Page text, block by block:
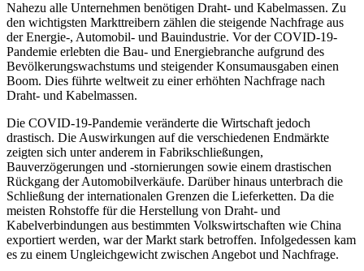
Nahezu alle Unternehmen benötigen Draht- und Kabelmassen. Zu
den wichtigsten Markttreibern zählen die steigende Nachfrage aus
der Energie-, Automobil- und Bauindustrie. Vor der COVID-19-
Pandemie erlebten die Bau- und Energiebranche aufgrund des
Bevölkerungswachstums und steigender Konsumausgaben einen
Boom. Dies führte weltweit zu einer erhöhten Nachfrage nach
Draht- und Kabelmassen.
Die COVID-19-Pandemie veränderte die Wirtschaft jedoch
drastisch. Die Auswirkungen auf die verschiedenen Endmärkte
zeigten sich unter anderem in Fabrikschließungen,
Bauverzögerungen und -stornierungen sowie einem drastischen
Rückgang der Automobilverkäufe. Darüber hinaus unterbrach die
Schließung der internationalen Grenzen die Lieferketten. Da die
meisten Rohstoffe für die Herstellung von Draht- und
Kabelverbindungen aus bestimmten Volkswirtschaften wie China
exportiert werden, war der Markt stark betroffen. Infolgedessen kam
es zu einem Ungleichgewicht zwischen Angebot und Nachfrage.